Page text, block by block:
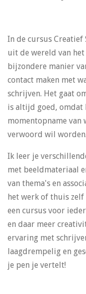
In de cursus
uit de wereld van
bijzondere manier
contact maken met
schrijven. Het gaat
is altijd goed, omdat
momentopname van
verwoord wil worden.
Ik leer je
met beeldmateriaal
van thema's en
het werk of thuis zelf
een cursus voor
en daar meer
ervaring met
laagdrempelig en
je pen je vertelt!